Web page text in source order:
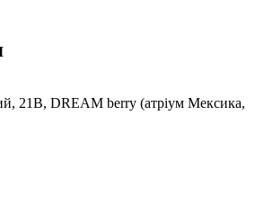
21В, DREAM berry (атріум Мексика,